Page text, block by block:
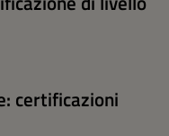
certificazioni